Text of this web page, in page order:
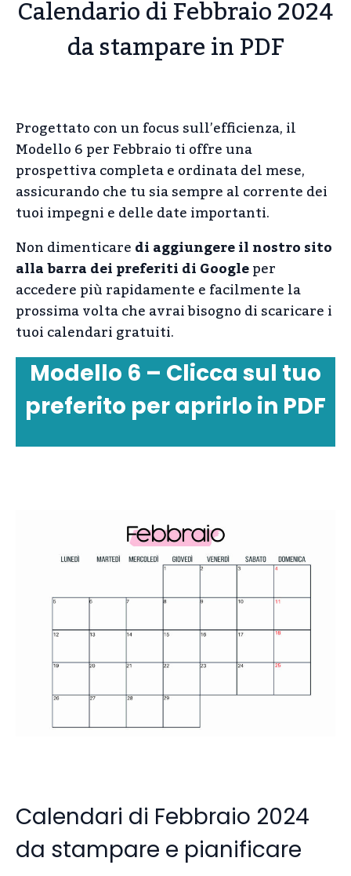
Calendario di Febbraio 2024
da stampare in PDF
Progettato con un focus sull’efficienza, il
Modello 6 per Febbraio ti offre una
prospettiva completa e ordinata del mese,
assicurando che tu sia sempre al corrente dei
tuoi impegni e delle date importanti.
Non dimenticaredi aggiungere il nostro sito
alla barra dei preferiti di Googleper
accedere più rapidamente e facilmente la
prossima volta che avrai bisogno di scaricare i
tuoi calendari gratuiti.
Modello 6 – Clicca sul tuo
preferito per aprirlo in PDF
Calendari di Febbraio 2024
da stampare e pianificare